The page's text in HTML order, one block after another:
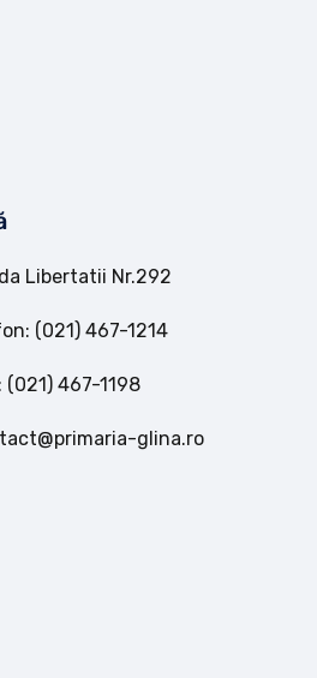
Libertatii Nr.292
(021) 467-1214
(021) 467-1198
glina.ro